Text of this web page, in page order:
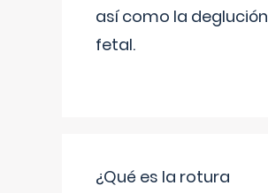
así como la deglución
fetal.
¿Qué es la rotura